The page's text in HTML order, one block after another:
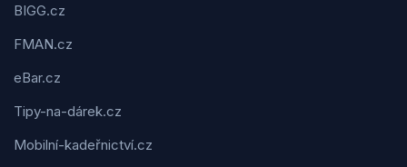
BIGG.cz
FMAN.cz
eBar.cz
Tipy-na-dárek.cz
Mobilní-kadeřnictví.cz